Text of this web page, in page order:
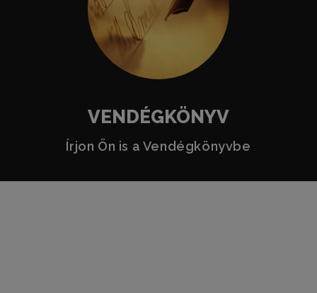
VENDÉGKÖNYV
Írjon Ön is a Vendégkönyvbe